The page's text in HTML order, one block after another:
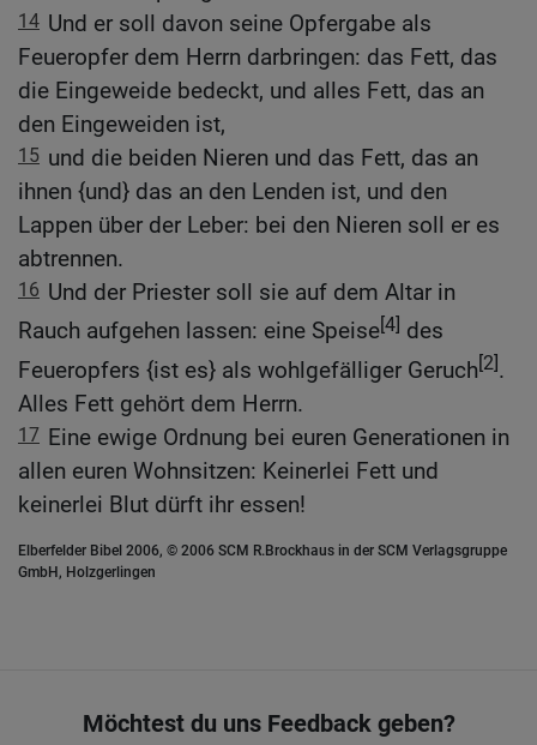
14 Und er soll davon seine Opfergabe als
Feueropfer dem Herrn darbringen: das Fett, das
die Eingeweide bedeckt, und alles Fett, das an
den Eingeweiden ist,
15 und die beiden Nieren und das Fett, das an
ihnen {und} das an den Lenden ist, und den
Lappen über der Leber: bei den Nieren soll er es
abtrennen.
16 Und der Priester soll sie auf dem Altar in
Rauch aufgehen lassen: eine Speise[4] des
Feueropfers {ist es} als wohlgefälliger Geruch[2].
Alles Fett gehört dem Herrn.
17 Eine ewige Ordnung bei euren Generationen in
allen euren Wohnsitzen: Keinerlei Fett und
keinerlei Blut dürft ihr essen!
Elberfelder Bibel 2006, © 2006 SCM R.Brockhaus in der SCM Verlagsgruppe
GmbH, Holzgerlingen
Möchtest du uns Feedback geben?